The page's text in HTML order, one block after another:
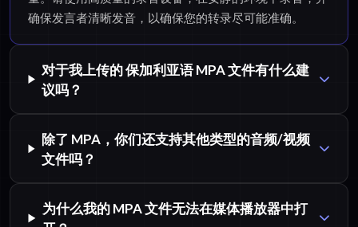
确保发言者清晰发音，以确保您的转录尽可能准确。
对于我上传的 保加利亚语 MPA 文件有什么建
议吗？
除了 MPA，你们还支持其他类型的音频/视频
文件吗？
为什么我的 MPA 文件无法在媒体播放器中打